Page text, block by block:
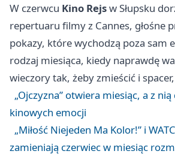
W czerwcu Kino Rejsw Słupsku
repertuaru filmy z Cannes, głośne
pokazy, które wychodzą poza sam
rodzaj miesiąca, kiedy naprawdę
wieczory tak, żeby zmieścić i
„Ojczyzna” otwiera miesiąc, a z nią
kinowych emocji
„Miłość Niejeden Ma Kolor!” i
zamieniają czerwiec w miesiąc